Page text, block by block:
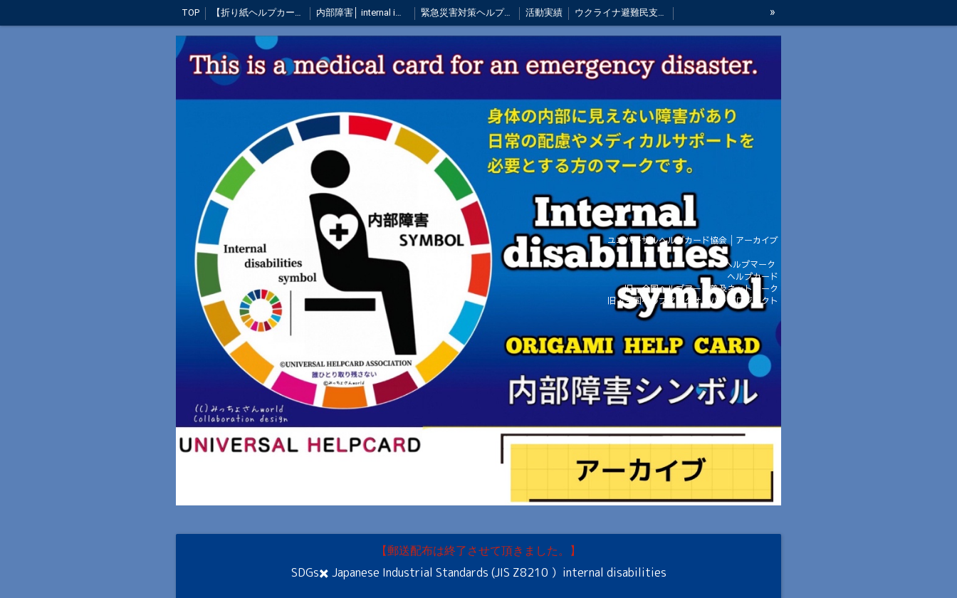
TOP 【折り紙ヘルプカード】郵送お申込み 内部障害│ internal impediment mark│郵送システム 緊急災害対策ヘルプカード 活動実績 ウクライナ避難民支援折り紙ヘルプカード（寄付品）
テレビ・新聞・ラジオ出演 ノンタンヘルプカード 全国ヘルプカードsupporter活動報告 被災地支援活動 全国導入情報 活動の歴史
災害時・緊急時のために！ 国会質問・医療講演会など活動 全国キャンペーン【終了】 募金収支報告 創設者 ご挨拶 お問い合わせ
オーダーメイドのヘルプマーク・販売のヘルプマークについての当協会の考え方 管理者専用 管理者専用
»
ユニバーサルヘルプカード協会│アーカイブ
ヘルプマーク
ヘルプカード
旧・全国ヘルプマーク普及ネットワーク
旧・全国ヘルプマークオリパラプロジェクト
【郵送配布は終了させて頂きました。】
SDGs✖️ Japanese Industrial Standards (JIS Z8210 ）internal disabilities